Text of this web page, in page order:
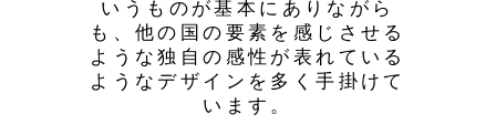
いうものが基本にありながら
も、他の国の要素を感じさせる
ような独自の感性が表れている
ようなデザインを多く手掛けて
います。